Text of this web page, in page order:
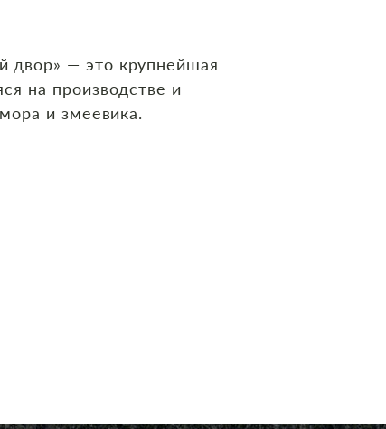
двор» — это крупнейшая
на производстве и
и змеевика.